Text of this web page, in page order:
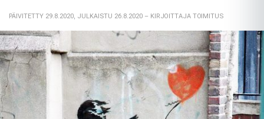
PÄIVITETTY 29.8.2020 JULKAISTU 26.8.2020 – KIRJOITTAJA TOIMITUS